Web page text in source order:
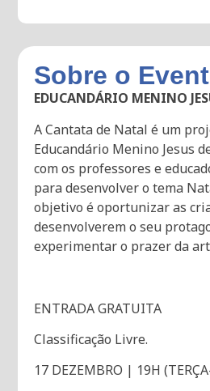
Sobre o
EDUCANDÁRIO MENINO
A Cantata de Natal é um
Educandário Menino Jesus
com os professores e
para desenvolver o tema
objetivo é oportunizar as
desenvolverem o seu
experimentar o prazer da
ENTRADA GRATUITA
Classificação Livre.
17 DEZEMBRO | 19H